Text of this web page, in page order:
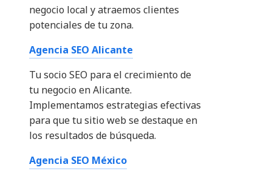
negocio local y atraemos clientes
potenciales de tu zona.
Agencia SEO Alicante
Tu socio SEO para el crecimiento de
tu negocio en Alicante.
Implementamos estrategias efectivas
para que tu sitio web se destaque en
los resultados de búsqueda.
Agencia SEO México